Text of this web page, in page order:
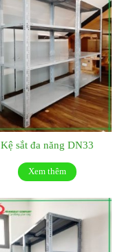
Kệ sắt đa năng DN33
Xem thêm